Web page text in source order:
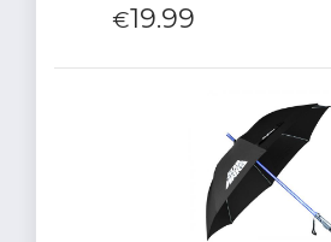
€19.99